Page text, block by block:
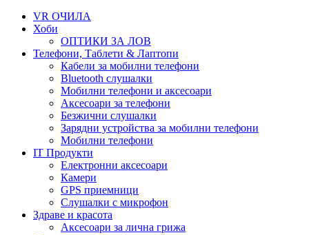
VR ОЧИЛА
Хоби
ОПТИКИ ЗА ЛОВ
Телефони, Таблети & Лаптопи
Кабели за мобилни телефони
Bluetooth слушалки
Мобилни телефони и аксесоари
Аксесоари за телефони
Безжични слушалки
Зарядни устройства за мобилни телефони
Мобилни телефони
IT Продукти
Електронни аксесоари
Камери
GPS приемници
Слушалки с микрофон
Здраве и красота
Аксесоари за лична грижа